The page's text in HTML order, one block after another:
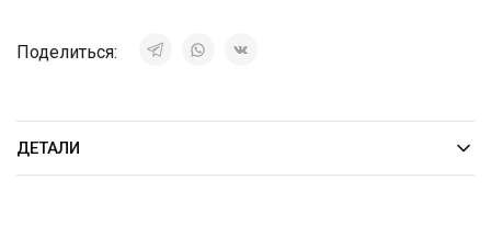
Поделиться:
ДЕТАЛИ